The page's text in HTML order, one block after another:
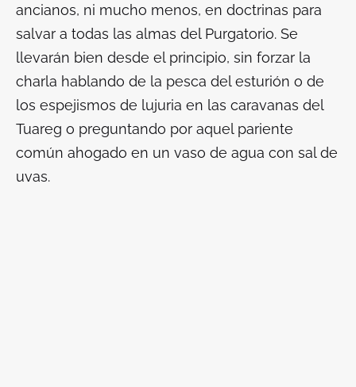
ancianos, ni mucho menos, en doctrinas para
salvar a todas las almas del Purgatorio. Se
llevarán bien desde el principio, sin forzar la
charla hablando de la pesca del esturión o de
los espejismos de lujuria en las caravanas del
Tuareg o preguntando por aquel pariente
común ahogado en un vaso de agua con sal de
uvas.